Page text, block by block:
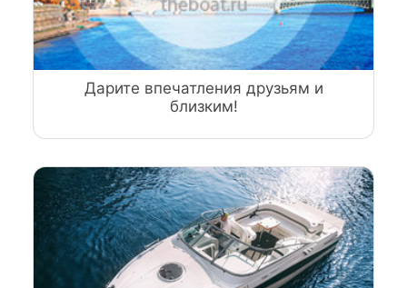
Дарите впечатления друзьям и
близким!